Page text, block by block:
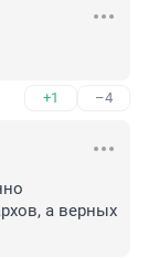
+1 –4
а верных